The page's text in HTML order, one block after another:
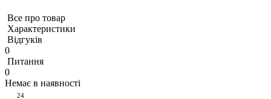
Все про товар
Характеристики
Відгуків
0
Питання
0
Немає в наявності
24